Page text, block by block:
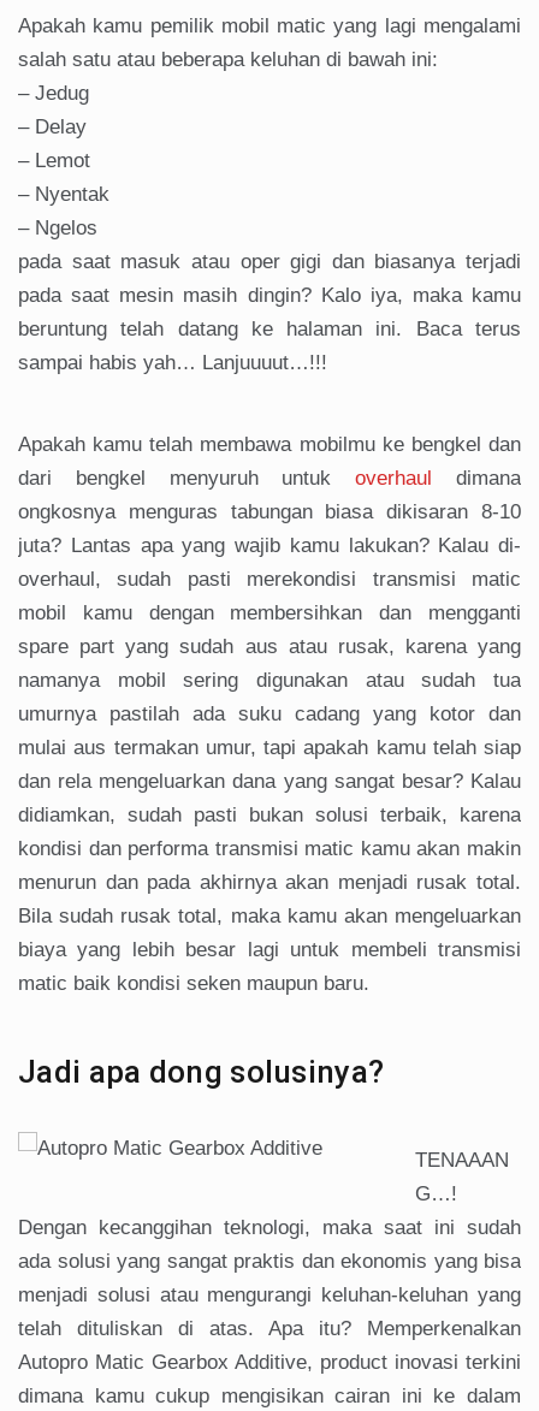
Apakah kamu pemilik mobil matic yang lagi mengalami
salah satu atau beberapa keluhan di bawah ini:
– Jedug
– Delay
– Lemot
– Nyentak
– Ngelos
pada saat masuk atau oper gigi dan biasanya terjadi
pada saat mesin masih dingin? Kalo iya, maka kamu
beruntung telah datang ke halaman ini. Baca terus
sampai habis yah… Lanjuuuut…!!!
Apakah kamu telah membawa mobilmu ke bengkel dan
dari bengkel menyuruh untukoverhaul
dimana
ongkosnya menguras tabungan biasa dikisaran 8-10
juta? Lantas apa yang wajib kamu lakukan? Kalau di-
overhaul, sudah pasti merekondisi transmisi matic
mobil kamu dengan membersihkan dan mengganti
spare part yang sudah aus atau rusak, karena yang
namanya mobil sering digunakan atau sudah tua
umurnya pastilah ada suku cadang yang kotor dan
mulai aus termakan umur, tapi apakah kamu telah siap
dan rela mengeluarkan dana yang sangat besar? Kalau
didiamkan, sudah pasti bukan solusi terbaik, karena
kondisi dan performa transmisi matic kamu akan makin
menurun dan pada akhirnya akan menjadi rusak total.
Bila sudah rusak total, maka kamu akan mengeluarkan
biaya yang lebih besar lagi untuk membeli transmisi
matic baik kondisi seken maupun baru.
Jadi apa dong solusinya?
TENAAAN
G…!
Dengan kecanggihan teknologi, maka saat ini sudah
ada solusi yang sangat praktis dan ekonomis yang bisa
menjadi solusi atau mengurangi keluhan-keluhan yang
telah dituliskan di atas. Apa itu? Memperkenalkan
Autopro Matic Gearbox Additive, product inovasi terkini
dimana kamu cukup mengisikan cairan ini ke dalam